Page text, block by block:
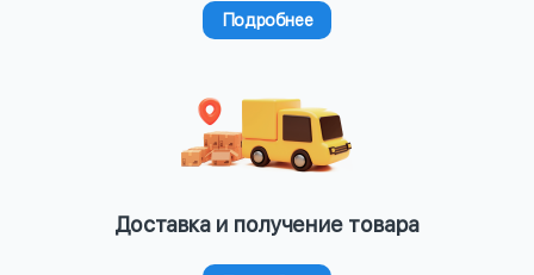
Подробнее
Доставка и получение товара